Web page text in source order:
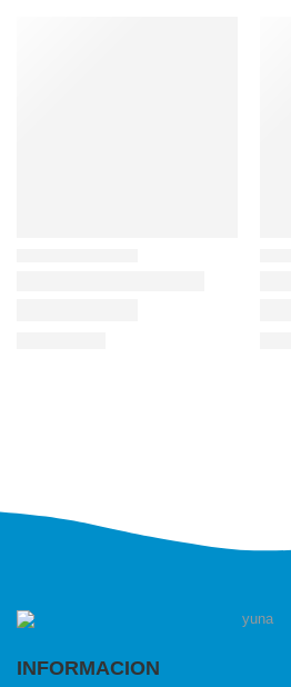
INFORMACION